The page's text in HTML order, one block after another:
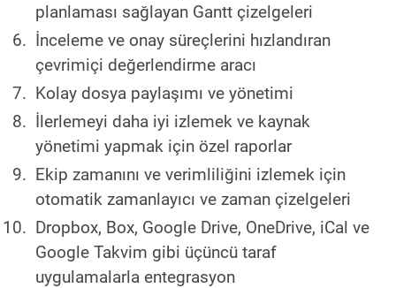
planlaması sağlayan Gantt çizelgeleri
İnceleme ve onay süreçlerini hızlandıran
çevrimiçi değerlendirme aracı
Kolay dosya paylaşımı ve yönetimi
İlerlemeyi daha iyi izlemek ve kaynak
yönetimi yapmak için özel raporlar
Ekip zamanını ve verimliliğini izlemek için
otomatik zamanlayıcı ve zaman çizelgeleri
Dropbox, Box, Google Drive, OneDrive, iCal ve
Google Takvim gibi üçüncü taraf
uygulamalarla entegrasyon